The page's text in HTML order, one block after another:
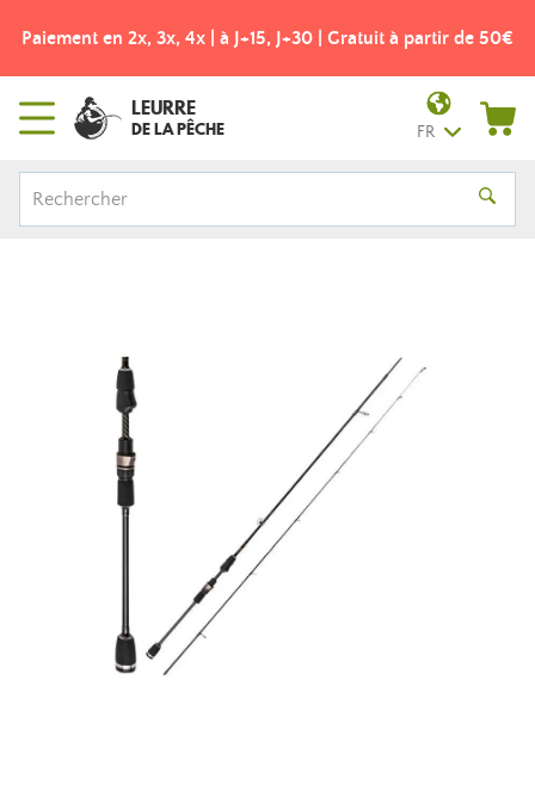
Paiement en 2x, 3x, 4x | à J+15, J+30 | Gratuit à partir de 50€
LEURRE
DE LA PÊCHE FR